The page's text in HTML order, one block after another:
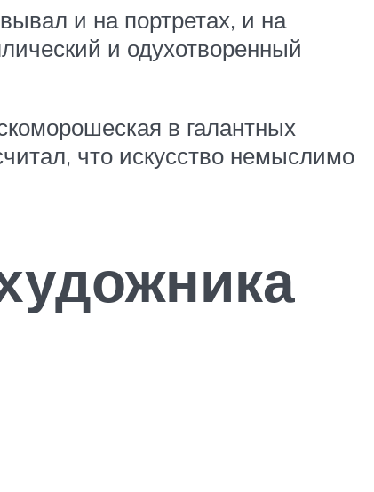
и на портретах, и на
и одухотворенный
в галантных
что искусство немыслимо